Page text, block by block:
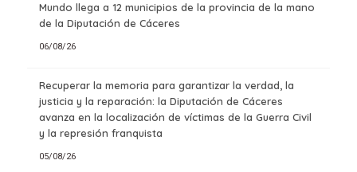
Mundo llega a 12 municipios de la provincia de la mano
de la Diputación de Cáceres
06/08/26
Recuperar la memoria para garantizar la verdad, la
justicia y la reparación: la Diputación de Cáceres
avanza en la localización de víctimas de la Guerra Civil
y la represión franquista
05/08/26